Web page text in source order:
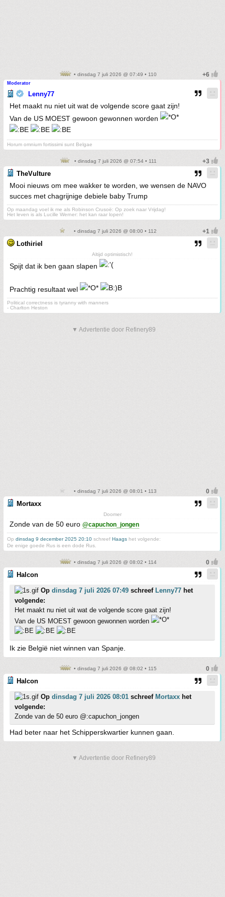
• dinsdag 7 juli 2026 @ 07:49 • 110
Moderator
Lenny77
Het maakt nu niet uit wat de volgende score gaat zijn!
Van de US MOEST gewoon gewonnen worden
Horum omnium fortissimi sunt Belgae
• dinsdag 7 juli 2026 @ 07:54 • 111
TheVulture
Mooi nieuws om mee wakker te worden, we wensen de NAVO
succes met chagrijnige debiele baby Trump
Op maandag voel ik me als Robinson Crusoë: Op zoek naar Vrijdag!
Het leven is als Lucille Werner: het kan raar lopen!
• dinsdag 7 juli 2026 @ 08:00 • 112
Lothiriel
Altijd optimistisch!
Spijt dat ik ben gaan slapen
Prachtig resultaat wel
Political correctness is tyranny with manners
- Charlton Heston
▼ Advertentie door Refinery89
• dinsdag 7 juli 2026 @ 08:01 • 113
Mortaxx
Doomer
Zonde van de 50 euro @capuchon_jongen
Op dinsdag 9 december 2025 20:10 schreef Haags het volgende:
De enige goede Rus is een dode Rus.
• dinsdag 7 juli 2026 @ 08:02 • 114
Halcon
Op dinsdag 7 juli 2026 07:49 schreef Lenny77 het
volgende:
Het maakt nu niet uit wat de volgende score gaat zijn!
Van de US MOEST gewoon gewonnen worden
Ik zie België niet winnen van Spanje.
• dinsdag 7 juli 2026 @ 08:02 • 115
Halcon
Op dinsdag 7 juli 2026 08:01 schreef Mortaxx het
volgende:
Zonde van de 50 euro @:capuchon_jongen
Had beter naar het Schipperskwartier kunnen gaan.
▼ Advertentie door Refinery89